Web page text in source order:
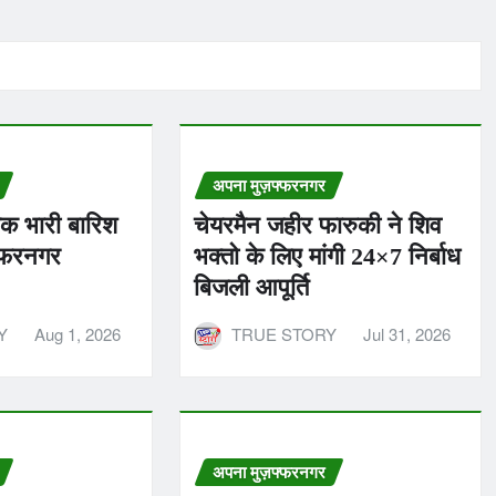
बारिश
Aug 1, 2026
अपना मुज़फ्फरनगर
चेयरमैन जहीर फारुकी ने शिव
भक्तो के लिए मांगी 24×7 निर्बाध
बिजली आपूर्ति
TRUE STORY Jul 31, 2026
अपना मुज़फ्फरनगर